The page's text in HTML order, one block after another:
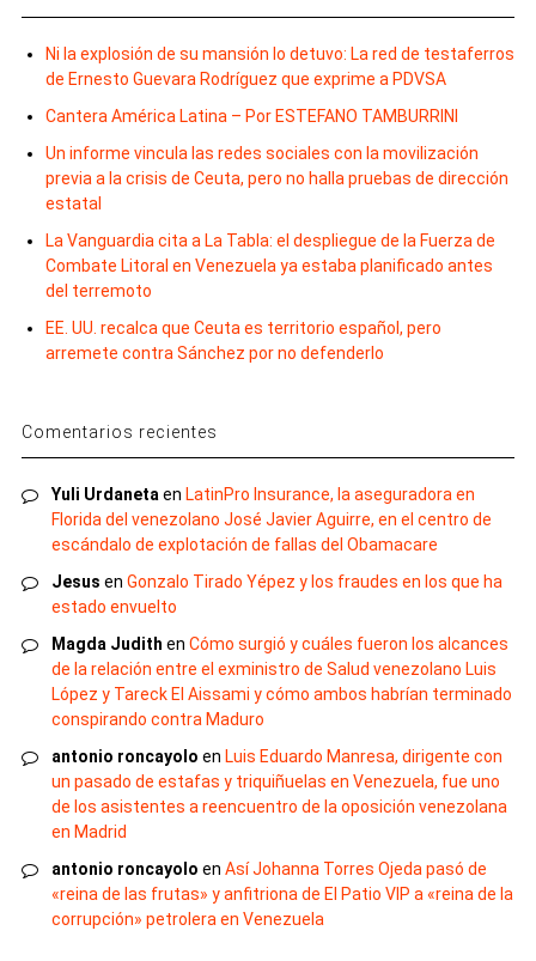
Ni la explosión de su mansión lo detuvo: La red de testaferros
de Ernesto Guevara Rodríguez que exprime a PDVSA
Cantera América Latina – Por ESTEFANO TAMBURRINI
Un informe vincula las redes sociales con la movilización
previa a la crisis de Ceuta, pero no halla pruebas de dirección
estatal
La Vanguardia cita a La Tabla: el despliegue de la Fuerza de
Combate Litoral en Venezuela ya estaba planificado antes
del terremoto
EE. UU. recalca que Ceuta es territorio español, pero
arremete contra Sánchez por no defenderlo
Comentarios recientes
Yuli Urdaneta en LatinPro Insurance, la aseguradora en
Florida del venezolano José Javier Aguirre, en el centro de
escándalo de explotación de fallas del Obamacare
Jesus en Gonzalo Tirado Yépez y los fraudes en los que ha
estado envuelto
Magda Judith en Cómo surgió y cuáles fueron los alcances
de la relación entre el exministro de Salud venezolano Luis
López y Tareck El Aissami y cómo ambos habrían terminado
conspirando contra Maduro
antonio roncayolo en Luis Eduardo Manresa, dirigente con
un pasado de estafas y triquiñuelas en Venezuela, fue uno
de los asistentes a reencuentro de la oposición venezolana
en Madrid
antonio roncayolo en Así Johanna Torres Ojeda pasó de
«reina de las frutas» y anfitriona de El Patio VIP a «reina de la
corrupción» petrolera en Venezuela